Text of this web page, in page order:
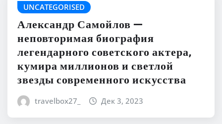
UNCATEGORISED
Александр Самойлов —
неповторимая биография
легендарного советского актера,
кумира миллионов и светлой
звезды современного искусства
travelbox27_ Дек 3, 2023